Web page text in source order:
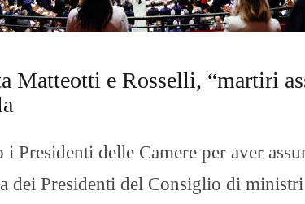
S
p
E
O
Matteotti e Rosselli, “martiri
i Presidenti delle Camere per aver
dei Presidenti del Consiglio di